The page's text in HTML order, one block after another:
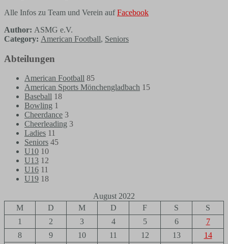
Alle Infos zu Team und Verein aufFacebook
Author: ASMG e.V.
Category: American Football, Seniors
Abteilungen
American Football 85
American Sports Mönchengladbach 15
Baseball 18
Bowling 1
Cheerdance 3
Cheerleading 3
Ladies 11
Seniors 45
U10 10
U13 12
U16 11
U19 18
August 2022
M
D M D F S
S
1
2 3 4 5 6
7
8
9 10 11 12 13
14